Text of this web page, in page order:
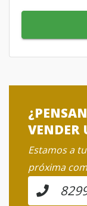
VENDER
Estamos a
próxima